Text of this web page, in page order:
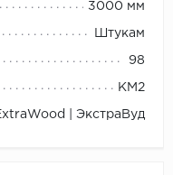
3000 мм
Штукам
98
КМ2
| ЭкстраВуд